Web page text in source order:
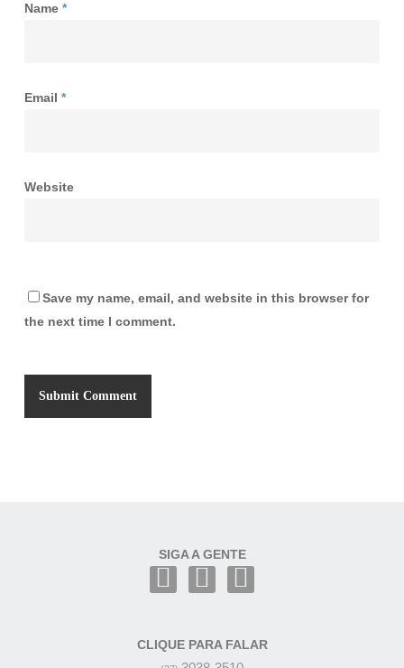
Name *
Email *
Website
Save my name, email, and website in this browser for
the next time I comment.
SIGA A GENTE
CLIQUE PARA FALAR